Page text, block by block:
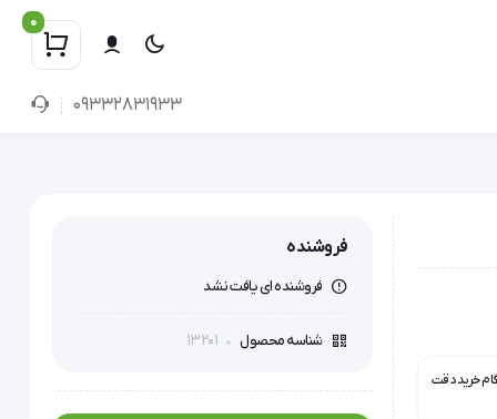
0
09332831933
خرید دقت
فروشنده
فروشنده ای یافت نشد
شناسه محصول 13201